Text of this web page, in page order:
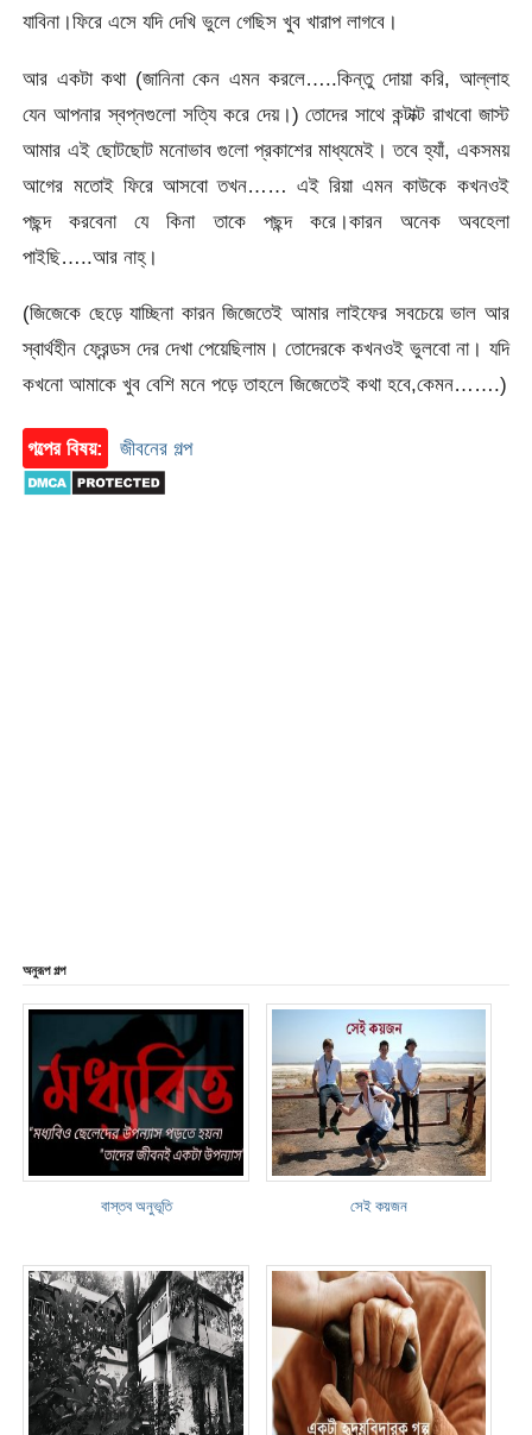
যাবিনা।ফিরে এসে যদি দেখি ভুলে গেছিস খুব খারাপ লাগবে।
আর একটা কথা (জানিনা কেন এমন করলে…..কিন্তু দোয়া করি, আল্লাহ
যেন আপনার স্বপ্নগুলো সত্যি করে দেয়।) তোদের সাথে কন্টাক্ট রাখবো জাস্ট
আমার এই ছোটছোট মনোভাব গুলো প্রকাশের মাধ্যমেই। তবে হ্যাঁ, একসময়
আগের মতোই ফিরে আসবো তখন…… এই রিয়া এমন কাউকে কখনওই
পছন্দ করবেনা যে কিনা তাকে পছন্দ করে।কারন অনেক অবহেলা
পাইছি…..আর নাহ্।
(জিজেকে ছেড়ে যাচ্ছিনা কারন জিজেতেই আমার লাইফের সবচেয়ে ভাল আর
স্বার্থহীন ফ্রেন্ডস দের দেখা পেয়েছিলাম। তোদেরকে কখনওই ভুলবো না। যদি
কখনো আমাকে খুব বেশি মনে পড়ে তাহলে জিজেতেই কথা হবে,কেমন…….)
গল্পের বিষয়: জীবনের গল্প
অনুরূপ গল্প
বাস্তব অনুভূতি সেই কয়জন